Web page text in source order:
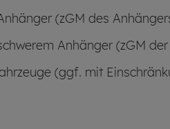
(zGM des
Anhänger (zGM
(ggf. mit